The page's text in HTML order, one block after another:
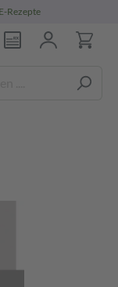
Rezepte